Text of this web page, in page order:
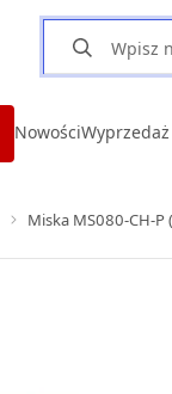
NowościWyprzedaż
Miska MS080-CH-